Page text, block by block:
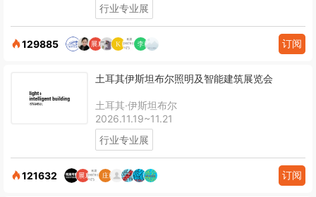
行业专业展
129885 订阅
土耳其伊斯坦布尔照明及智能建筑展览会
土耳其·伊斯坦布尔
2026.11.19~11.21
行业专业展
121632 订阅